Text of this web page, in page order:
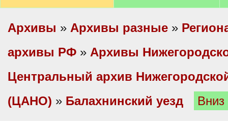
Архивы » Архивы разные »
архивы РФ » Архивы
Центральный архив
(ЦАНО) » Балахнинский уезд